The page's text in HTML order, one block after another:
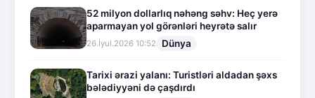
52 milyon dollarlıq nəhəng səhv: Heç yerə
aparmayan yol görənləri heyrətə salır
26.İyul.2026 10:52 Dünya
Tarixi ərazi yalanı: Turistləri aldadan şəxs
bələdiyyəni də çaşdırdı